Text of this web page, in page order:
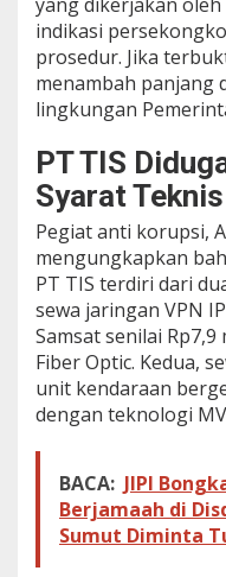
l
a
n
P
r
o
e
k
,
S
k
a
n
d
a
V
P
N
B
a
p
e
indikasi
prosedur. Jika
menambah panjang
lingkungan
PT TIS
Syarat Teknis
Pegiat anti korupsi,
mengungkapkan
PT TIS terdiri dari
sewa jaringan VPN
Samsat senilai
Fiber Optic. Kedua,
unit kendaraan
dengan teknologi
BACA: JIPI
Berjamaah di
Sumut Diminta